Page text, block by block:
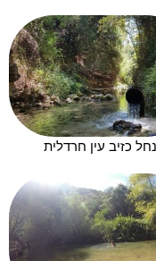
נחל כזיב עין חרדלית